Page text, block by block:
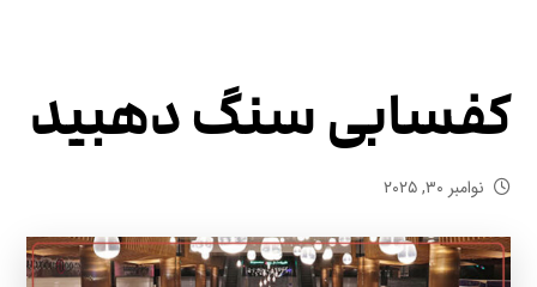
کفسابی سنگ دهبید
نوامبر ۳۰, ۲۰۲۵